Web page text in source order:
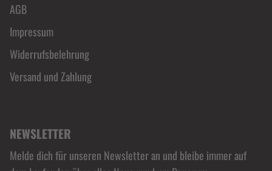
AGB
Impressum
Widerrufsbelehrung
Versand und Zahlung
NEWSLETTER
Melde dich für unseren Newsletter an und bleibe immer auf